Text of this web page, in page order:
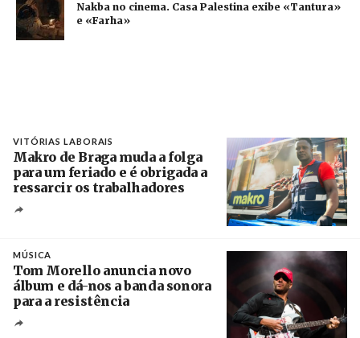
Nakba no cinema. Casa Palestina exibe «Tantura»
e «Farha»
VITÓRIAS LABORAIS
Makro de Braga muda a folga
para um feriado e é obrigada a
ressarcir os trabalhadores
MÚSICA
Tom Morello anuncia novo
álbum e dá-nos a banda sonora
para a resistência